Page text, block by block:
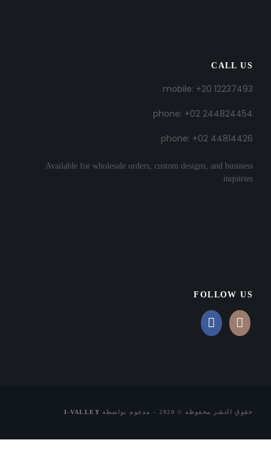
CALL US
mobile: +20 12237493
phone: +02 244824454
phone: +02 44814426
Available for wholesale orders, custom designs, and business
inquiries.
FOLLOW US
حقوق النشر محفوظه © 2020 – مدعوم بواسطه I-VALLEY